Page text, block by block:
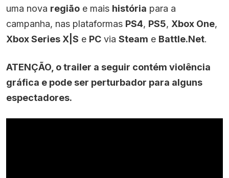
uma nova região e mais história para a
campanha, nas plataformas PS4, PS5, Xbox One,
Xbox Series X|S e PC via Steam e Battle.Net.
ATENÇÃO, o trailer a seguir contém violência
gráfica e pode ser perturbador para alguns
espectadores.